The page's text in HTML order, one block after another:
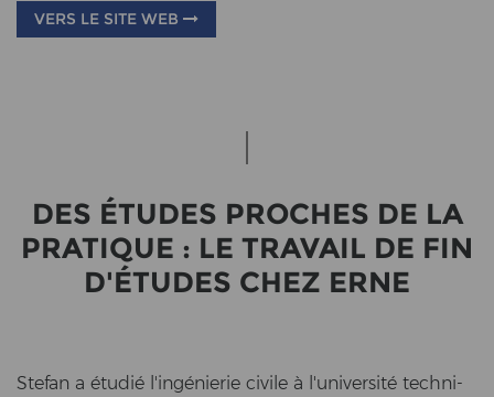
VERS LE SITE WEB
DES ÉTUDES PRO­CHES DE LA
PRA­TIQUE : LE TRA­VAIL DE FIN
D'ÉTUDES CHEZ ERNE
Ste­fan a étudié l'ingénierie ci­vi­le à l'université tech­ni­